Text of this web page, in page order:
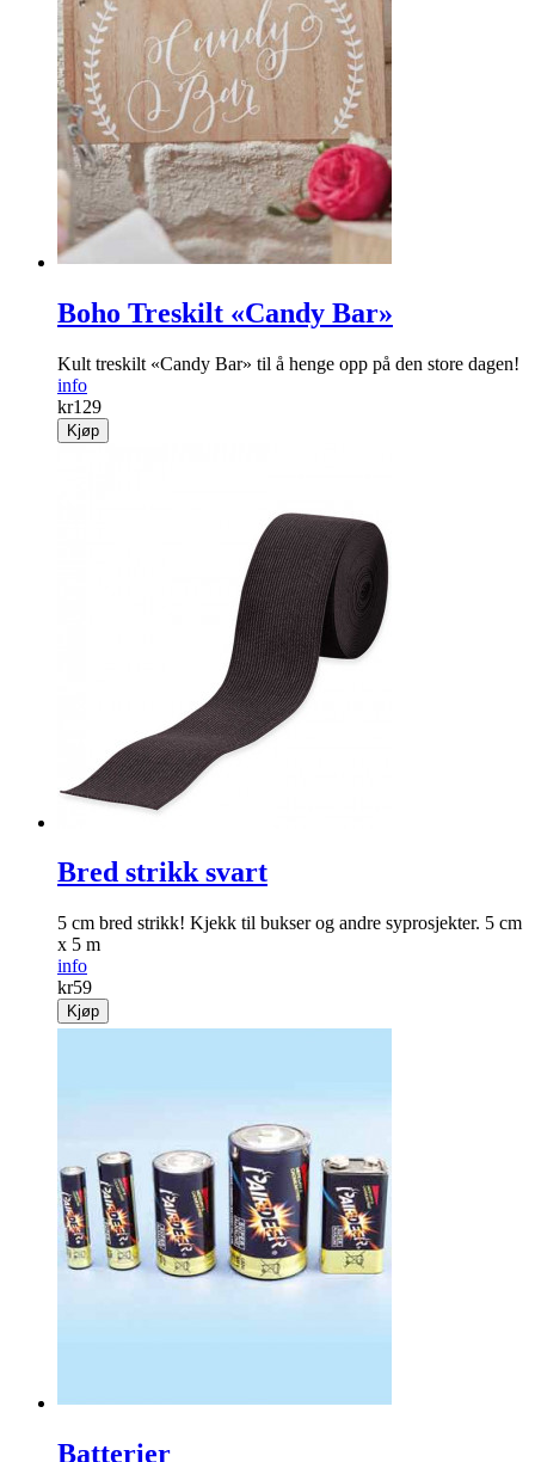
Boho Treskilt «Candy Bar»
Kult treskilt «Candy Bar» til å henge opp på den store dagen!
info
kr129
Kjøp
Bred strikk svart
5 cm bred strikk! Kjekk til bukser og andre syprosjekter. 5 cm
x 5 m
info
kr59
Kjøp
Batterier